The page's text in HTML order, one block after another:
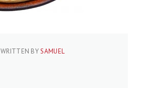
WRITTEN BYSAMUEL